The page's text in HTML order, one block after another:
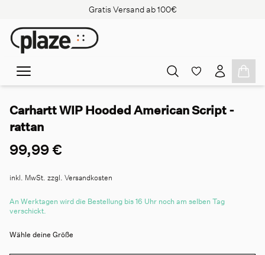
Gratis Versand ab 100€
Carhartt WIP Hooded American Script -
rattan
99,99 €
inkl. MwSt. zzgl. Versandkosten
An Werktagen wird die Bestellung bis 16 Uhr noch am selben Tag
verschickt.
Wähle deine Größe